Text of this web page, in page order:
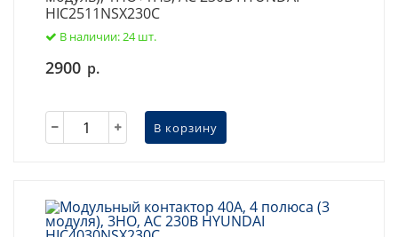
HIC2511NSX230C
В наличии: 24 шт.
2900 р.
В корзину